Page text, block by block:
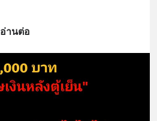
อ่านต่อ